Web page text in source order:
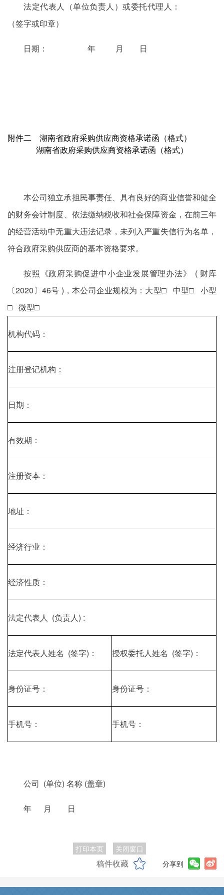
法定代表人（单位负责人）或委托代理人：
（签字或印章）
日期： 年 月 日
附件二 湖南省政府采购供应商资格承诺函（格式）
湖南省政府采购供应商资格承诺函（格式）
本公司独立承担民事责任、具有良好的商业信誉和健全
的财务会计制度、依法缴纳税收和社会保障资金，在前三年
的经营活动中无重大违法记录，未列入严重失信行为名单，
符合政府采购供应商的基本资格要求。
按照《政府采购促进中小企业发展管理办法》 ( 财库
〔2020〕46号 )，本公司企业规模为：大型□ 中型□ 小型
□ 微型□
机构代码：
注册登记机构：
日期：
有效期：
注册资本：
地址：
经济行业：
经济性质：
法定代表人 (负责人) :
法定代表人姓名 (签字)： 授权委托人姓名 (签字)：
身份证号： 身份证号：
手机号： 手机号：
公司 (单位) 名称 (盖章)
年 月 日
打印本页 关闭窗口
稿件收藏 分享到